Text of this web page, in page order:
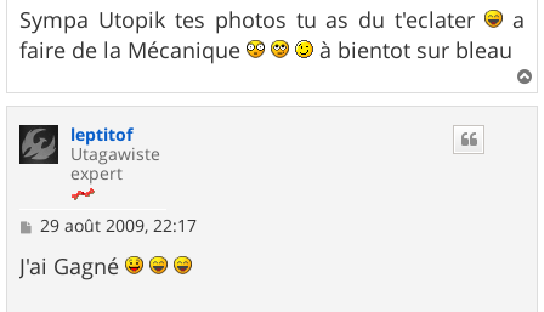
g
e
Sympa Utopik tes photos tu as du t'eclater
a
faire de la Mécanique
à bientot sur bleau
a
leptitof
Utagawiste
expert
M
s
s
29 août 2009, 22:17
J'ai Gagné